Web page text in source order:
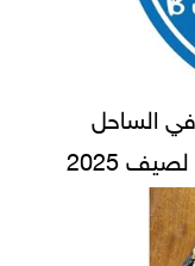
جديدة في الساحل
2025